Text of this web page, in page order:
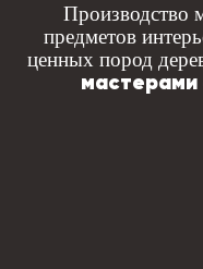
Производство
предметов
ценных пород
мастерами